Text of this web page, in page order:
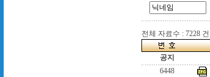
전체 자료수 : 7228 건
공지
6448